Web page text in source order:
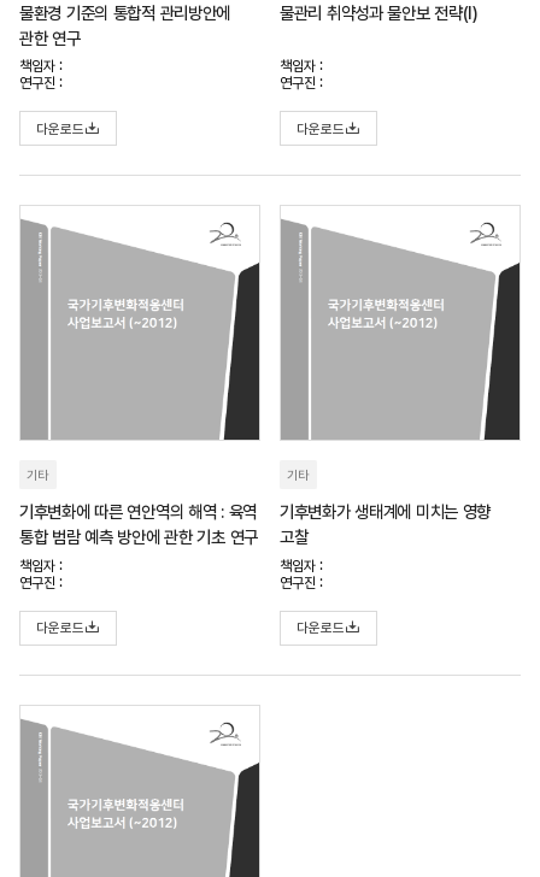
물환경 기준의 통합적 관리방안에
관한 연구
책임자 :
연구진 :
다운로드
물관리 취약성과 물안보 전략(I)
책임자 :
연구진 :
다운로드
기타
기후변화에 따른 연안역의 해역 : 육역
통합 범람 예측 방안에 관한 기초 연구
책임자 :
연구진 :
다운로드
기타
기후변화가 생태계에 미치는 영향
고찰
책임자 :
연구진 :
다운로드